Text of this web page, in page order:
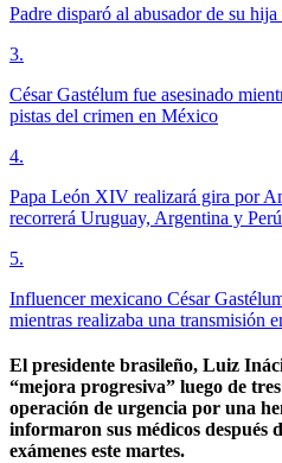
Padre disparó al abusador de su
3.
César Gastélum fue asesinado
pistas del crimen en México
4.
Papa León XIV realizará gira por
recorrerá Uruguay, Argentina y Perú
5.
Influencer mexicano César
mientras realizaba una transmisión
El presidente brasileño, Luiz
“mejora progresiva” luego de
operación de urgencia por una
informaron sus médicos después
exámenes este martes.